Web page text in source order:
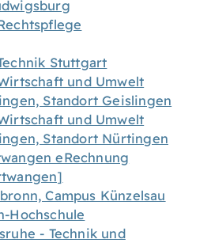
Stuttgart
und Umwelt
Standort Geislingen
und Umwelt
Standort Nürtingen
eRechnung
Campus Künzelsau
Hochschule
- Technik und